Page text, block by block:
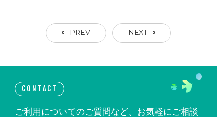
PREV NEXT
CONTACT
ご利用についてのご質問など、お気軽にご相談